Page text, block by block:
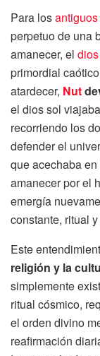
Para los
perpetuo de una
amanecer, el
primordial
atardecer, Nut
el dios sol
recorriendo los
defender el
que acechaba
amanecer por el
emergía
constante, ritual
Este
religión y la
simplemente
ritual cósmico,
el orden divino
reafirmación